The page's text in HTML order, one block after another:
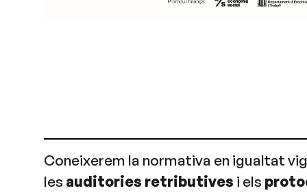
Coneixerem la normativa en igualtat
les auditories retributives i els